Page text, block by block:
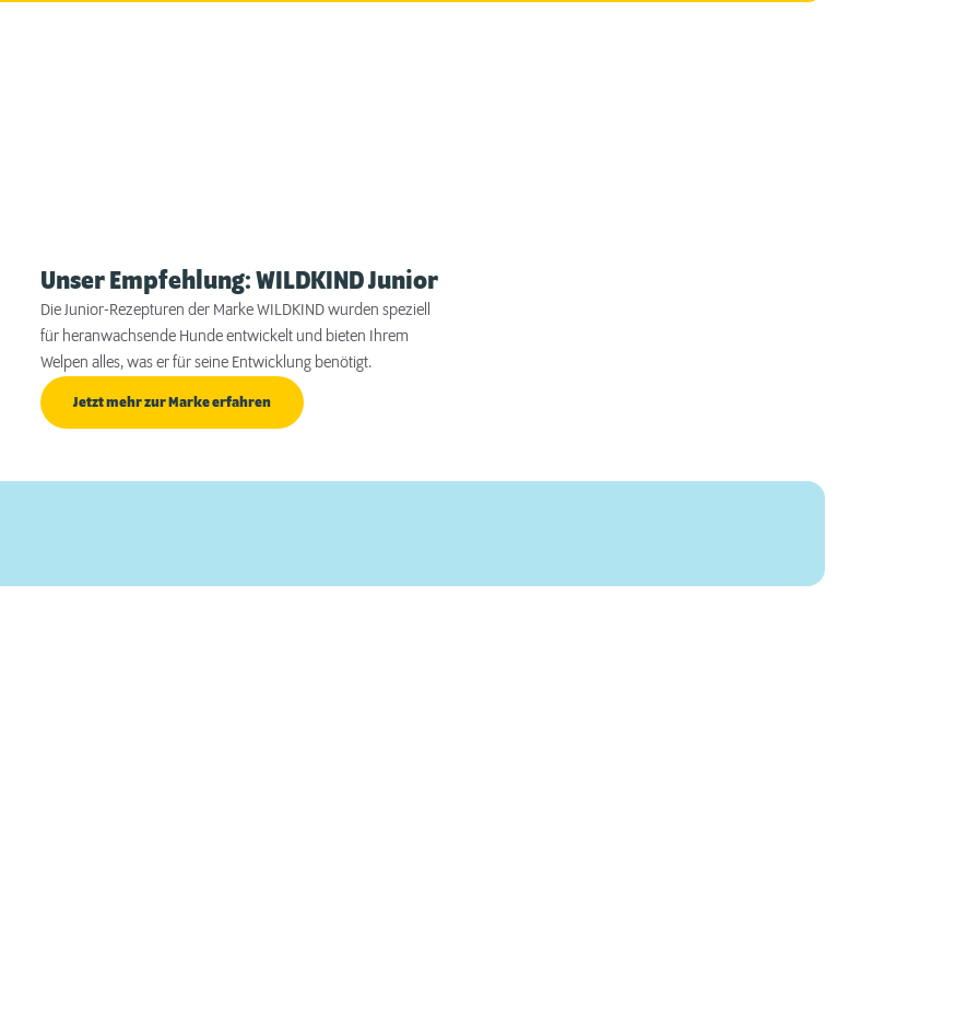
Unser Empfehlung: WILDKIND Junior
Die Junior-Rezepturen der Marke WILDKIND wurden speziell
für heranwachsende Hunde entwickelt und bieten Ihrem
Welpen alles, was er für seine Entwicklung benötigt.
Jetzt mehr zur Marke erfahren